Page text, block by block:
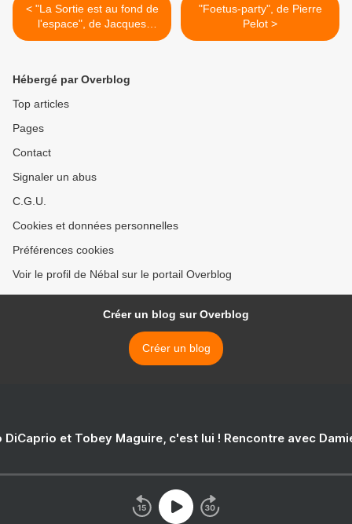
< "La Sortie est au fond de
l'espace", de Jacques
Sternberg
"Foetus-party", de Pierre
Pelot >
Hébergé par Overblog
Top articles
Pages
Contact
Signaler un abus
C.G.U.
Cookies et données personnelles
Préférences cookies
Voir le profil de Nébal sur le portail Overblog
Créer un blog sur Overblog
Créer un blog
DiCaprio et Tobey Maguire, c'est lui ! Rencontre avec